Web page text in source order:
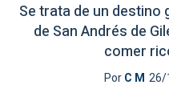
Se trata de un
de San Andrés de
comer
PorC M 26/